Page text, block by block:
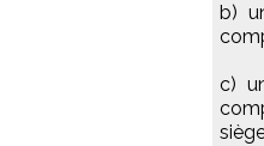
b)
c)